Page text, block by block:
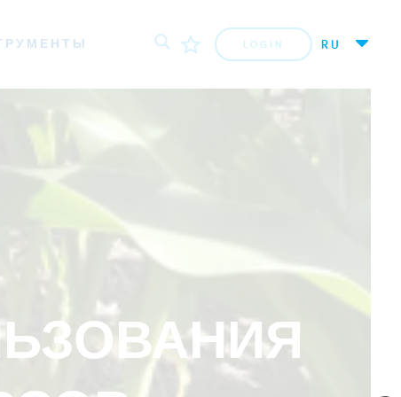
LOGIN RU